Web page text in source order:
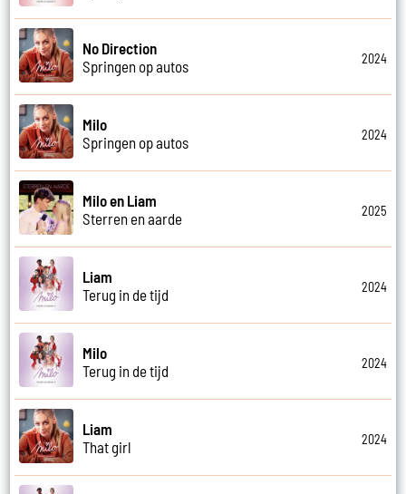
No Direction
Springen op autos
2024
Milo
Springen op autos
2024
Milo en Liam
Sterren en aarde
2025
Liam
Terug in de tijd
2024
Milo
Terug in de tijd
2024
Liam
That girl
2024